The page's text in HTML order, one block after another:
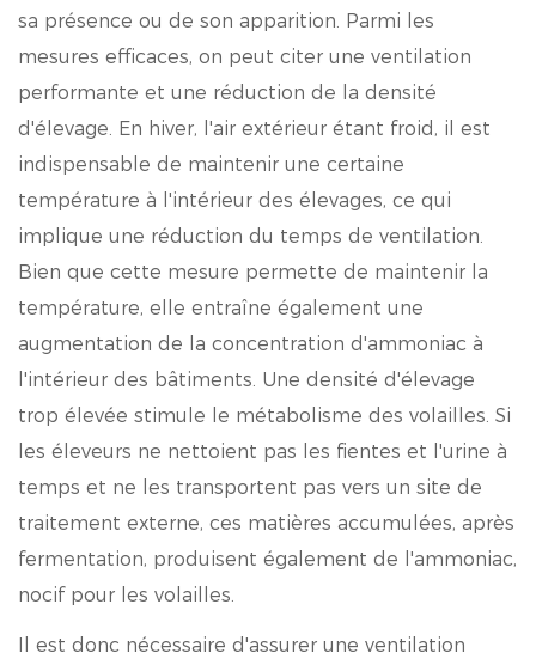
sa présence ou de son apparition. Parmi les
mesures efficaces, on peut citer une ventilation
performante et une réduction de la densité
d'élevage. En hiver, l'air extérieur étant froid, il est
indispensable de maintenir une certaine
température à l'intérieur des élevages, ce qui
implique une réduction du temps de ventilation.
Bien que cette mesure permette de maintenir la
température, elle entraîne également une
augmentation de la concentration d'ammoniac à
l'intérieur des bâtiments. Une densité d'élevage
trop élevée stimule le métabolisme des volailles. Si
les éleveurs ne nettoient pas les fientes et l'urine à
temps et ne les transportent pas vers un site de
traitement externe, ces matières accumulées, après
fermentation, produisent également de l'ammoniac,
nocif pour les volailles.
Il est donc nécessaire d'assurer une ventilation